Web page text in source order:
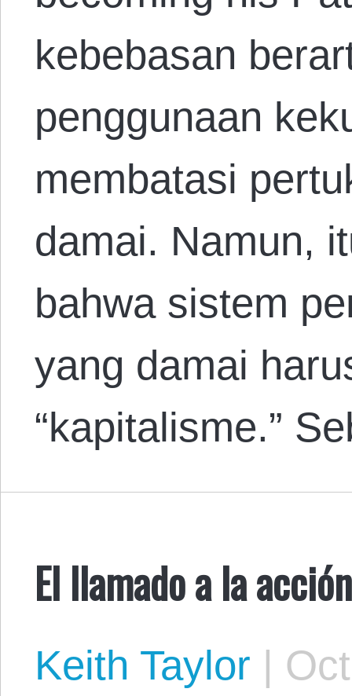
kebebasan
penggunaan
membatasi
damai. Namun,
bahwa sistem
yang damai
“kapitalisme.”
El llamado a la
Keith Taylor |